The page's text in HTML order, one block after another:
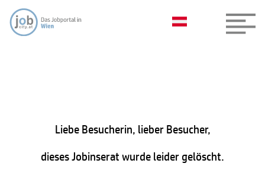
Liebe Besucherin, lieber Besucher,
dieses Jobinserat wurde leider gelöscht.